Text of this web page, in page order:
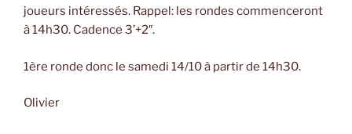
joueurs intéressés. Rappel: les rondes commenceront
à 14h30. Cadence 3’+2″.
1ère ronde donc le samedi 14/10 à partir de 14h30.
Olivier